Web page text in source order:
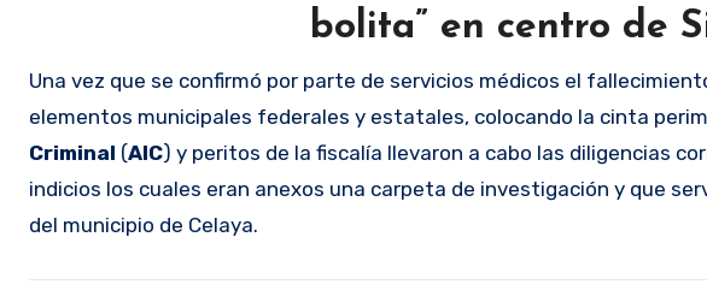
bolita” en centro de
Una vez que se confirmó por parte de servicios médicos el
elementos municipales federales y estatales, colocando la cinta
Criminal (AIC) y peritos de la fiscalía llevaron a cabo las diligencias
indicios los cuales eran anexos una carpeta de investigación y que
del municipio de Celaya.